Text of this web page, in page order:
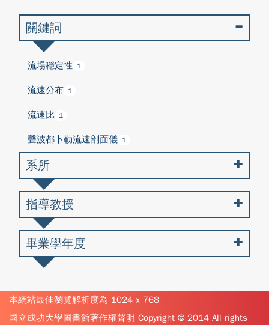
關鍵詞
流場穩定性 1
流速分布 1
流速比 1
聲波都卜勒流速剖面儀 1
系所
指導教授
畢業學年度
本網站最佳瀏覽解析度為 1024 x 768
國立成功大學圖書館著作權聲明 Copyright © 2014 All rights